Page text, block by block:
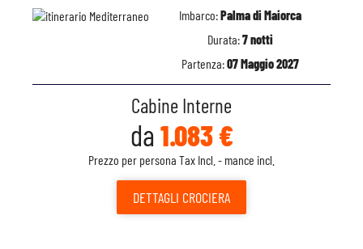
Imbarco:Palma di Maiorca
Durata:7 notti
Partenza:07 Maggio 2027
Cabine Interne
da 1.083 €
Prezzo per persona Tax Incl. - mance incl.
DETTAGLI CROCIERA